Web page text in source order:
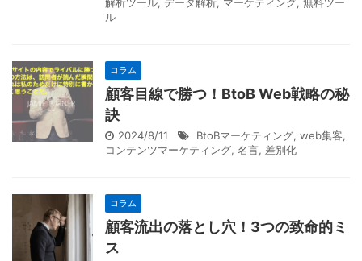
ル
コラム
顧客目線で勝つ！BtoB Web戦略の秘
訣
2024/8/11 BtoBマーケティング, web集客,
コンテンツマーケティング, 名言, 差別化
コラム
顧客流出の落とし穴！3つの致命的ミ
ス